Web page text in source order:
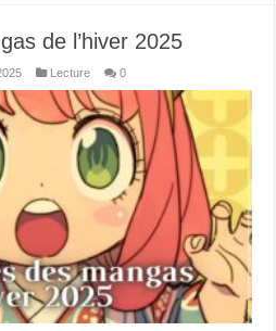
de l’hiver 2025
Lecture 0